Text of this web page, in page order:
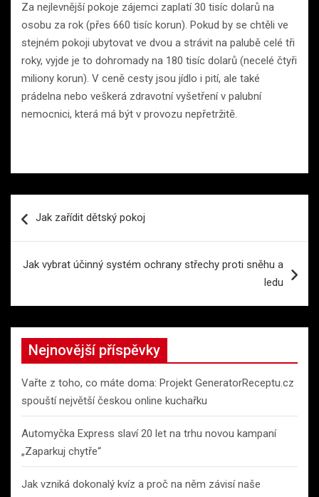
Za nejlevnější pokoje zájemci zaplatí 30 tisíc dolarů na
osobu za rok (přes 660 tisíc korun). Pokud by se chtěli ve
stejném pokoji ubytovat ve dvou a strávit na palubě celé tři
roky, vyjde je to dohromady na 180 tisíc dolarů (necelé čtyři
miliony korun). V ceně cesty jsou jídlo i pití, ale také
prádelna nebo veškerá zdravotní vyšetření v palubní
nemocnici, která má být v provozu nepřetržitě.
proJak zařídit dětský pokoj
Jak vybrat účinný systém ochrany střechy proti sněhu a
ledu
Nejnovější příspěvky
Vařte z toho, co máte doma: Projekt GeneratorReceptu.cz
spouští největší českou online kuchařku
Automyčka Express slaví 20 let na trhu novou kampaní
„Zaparkuj chytře“
Jak vzniká dokonalý kvíz a proč na něm závisí naše